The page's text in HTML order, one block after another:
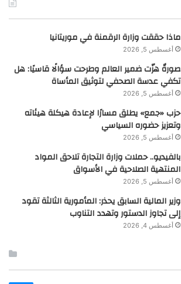
ماذا حققت وزارة الرقمنة في موريتانيا
أغسطس 5, 2026
صورةٌ هزّت ضمير العالم وطرحت سؤالًا قاسيًا: هل
تكفي عدسة الصحفي لتوثيق المأساة
أغسطس 5, 2026
حزب «جمع» يطلق مسارًا لإعادة هيكلة هيئاته
وتعزيز حضوره السياسي
أغسطس 5, 2026
بالفيديو.. حملات وزارة التجارة تلاحق المواد
المنتهية الصلاحية في الأسواق
أغسطس 5, 2026
وزير المالية السابق يحذر: المأمورية الثالثة تقود
إلى تجاوز الدستور وتهدد التناوب
أغسطس 4, 2026